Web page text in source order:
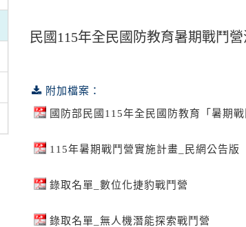
民國115年全民國防教育暑期戰鬥
附加檔案：
國防部民國115年全民國防教育「暑期
115年暑期戰鬥營實施計畫_民網公告版
錄取名單_數位化捷豹戰鬥營
錄取名單_無人機潛能探索戰鬥營